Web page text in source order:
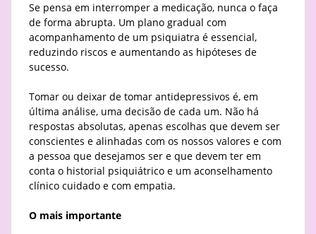
Se pensa em interromper a medicação, nunca o faça
de forma abrupta. Um plano gradual com
acompanhamento de um psiquiatra é essencial,
reduzindo riscos e aumentando as hipóteses de
sucesso.
Tomar ou deixar de tomar antidepressivos é, em
última análise, uma decisão de cada um. Não há
respostas absolutas, apenas escolhas que devem ser
conscientes e alinhadas com os nossos valores e com
a pessoa que desejamos ser e que devem ter em
conta o historial psiquiátrico e um aconselhamento
clínico cuidado e com empatia.
O mais importante